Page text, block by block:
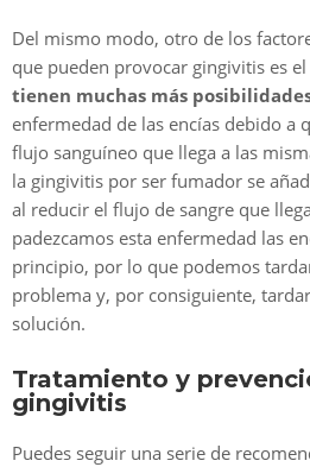
Del mismo modo, otro de los
que pueden provocar gingivitis es el
tienen muchas más
enfermedad de las encías debido a
flujo sanguíneo que llega a las
la gingivitis por ser fumador se
al reducir el flujo de sangre que
padezcamos esta enfermedad las
principio, por lo que podemos
problema y, por consiguiente,
solución.
Tratamiento y
gingivitis
Puedes seguir una serie de